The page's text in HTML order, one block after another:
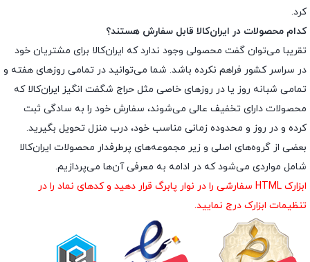
کرد.
کدام محصولات در ایران‌کالا قابل سفارش هستند؟
تقریبا می‌توان گفت محصولی وجود ندارد که ایران‌کالا برای مشتریان خود
در سراسر کشور فراهم نکرده باشد. شما می‌توانید در تمامی روزهای هفته و
تمامی شبانه روز یا در روزهای خاصی مثل حراج شگفت انگیز ایران‌کالا که
محصولات دارای تخفیف عالی می‌شوند، سفارش خود را به سادگی ثبت
کرده و در روز و محدوده زمانی مناسب خود، درب منزل تحویل بگیرید.
بعضی از گروه‌های اصلی و زیر مجموعه‌های پرطرفدار محصولات ایران‌کالا
شامل مواردی می‌شود که در ادامه به معرفی آن‌ها می‌پردازیم.
ابزارک HTML سفارشی را در نوار پابرگ قرار دهید و کدهای نماد را در
تنظیمات ابزارک درج نمایید.